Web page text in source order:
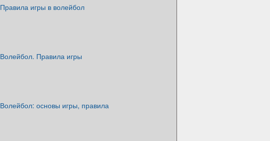
Правила игры в волейбол
Волейбол. Правила игры
Волейбол: основы игры, правила